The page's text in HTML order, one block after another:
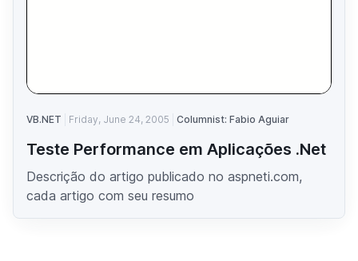
VB.NET Friday, June 24, 2005 Columnist: Fabio Aguiar
Teste Performance em Aplicações .Net
Descrição do artigo publicado no aspneti.com,
cada artigo com seu resumo